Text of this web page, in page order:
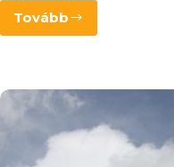
TovábbKereszhívás
pel